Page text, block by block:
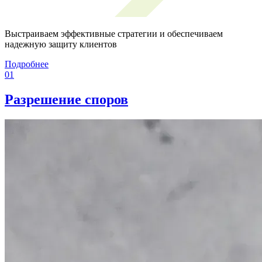
Выстраиваем эффективные стратегии и обеспечиваем
надежную защиту клиентов
Подробнее
01
Разрешение споров